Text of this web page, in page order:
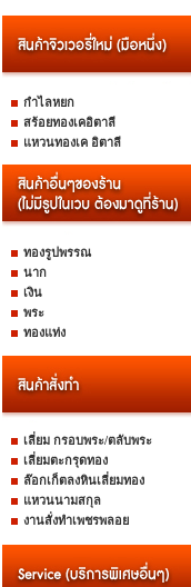
กำไลหยก
สร้อยทองเคอิตาลี
แหวนทองเค อิตาลี
ทองรูปพรรณ
นาก
เงิน
พระ
ทองแท่ง
เลี่ยม กรอบพระ/ตลับพระ
เลี่ยมตะกรุดทอง
ล๊อกเก็ตลงหินเลี่ยมทอง
แหวนนามสกุล
งานสั่งทำเพชรพลอย